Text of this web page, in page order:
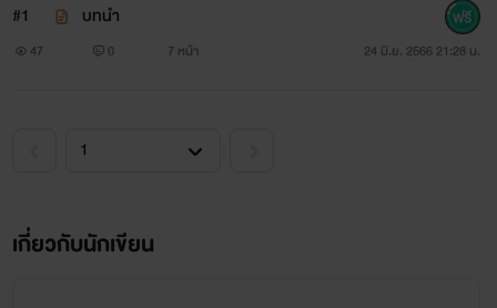
#1 บทนำ
47 0 7 หน้า 24 มิ.ย. 2566 21:28 น.
เกี่ยวกับนักเขียน